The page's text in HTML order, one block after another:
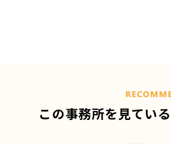
この事務所を見てい